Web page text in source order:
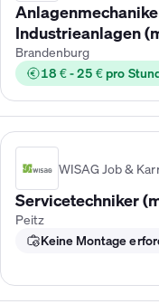
Industrieanlagen
Brandenburg
18 € - 25 € pro
WISAG Job &
Servicetechniker
Peitz
Keine Montage